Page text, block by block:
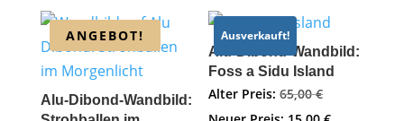
30,00 €.
ANGEBOT!
Alu-Dibond-Wandbild:
Ausverkauft!
Alu-Dibond-Wandbild:
Foss a Sidu Island
Alter Preis: 65,00€